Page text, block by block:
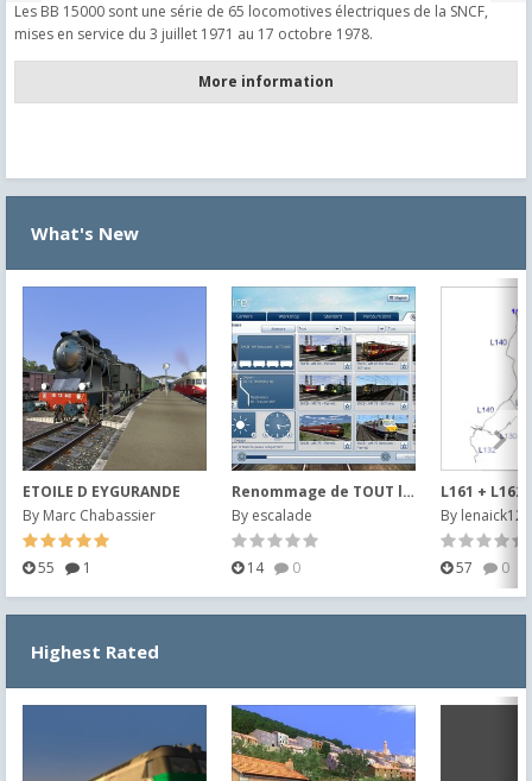
Les BB 15000 sont une série de 65 locomotives électriques de la SNCF,
mises en service du 3 juillet 1971 au 17 octobre 1978.
...
More information
What's New
ETOILE D EYGURANDE
By Marc Chabassier
55 1
Renommage de TOUT le matériel SNCB et images
By escalade
14 0
By lenaick123
57 0
Highest Rated